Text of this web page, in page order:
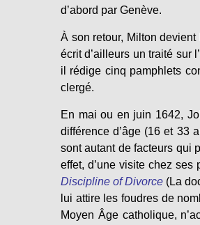
d’abord par Genève.
À son retour, Milton
écrit d’ailleurs un traité sur
il rédige cinq pamphlets
clergé.
En mai ou en juin 1642,
différence d’âge (16 et 33
sont autant de facteurs qui
effet, d’une visite chez
Discipline of Divorce (La
lui attire les foudres de
Moyen Âge catholique,